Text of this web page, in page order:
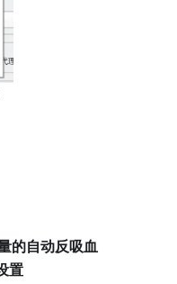
的自动反吸血
置